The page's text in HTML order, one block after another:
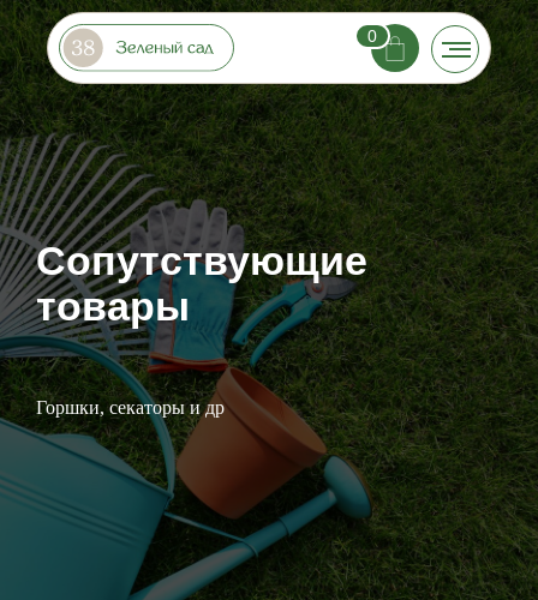
0
Сопутствующие
товары
Горшки, секаторы и др